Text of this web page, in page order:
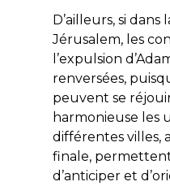
D’ailleurs, si
Jérusalem, les
l’expulsion
renversées,
peuvent se
harmonieuse les
différentes villes,
finale,
d’anticiper et